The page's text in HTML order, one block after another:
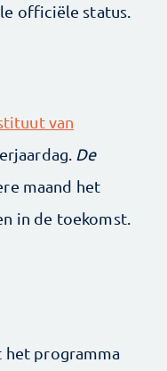
officiële status.
van
De
maand het
in de toekomst.
het programma